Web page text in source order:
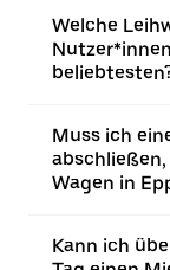
Welche
Muss ich
Wagen in
Kann ich